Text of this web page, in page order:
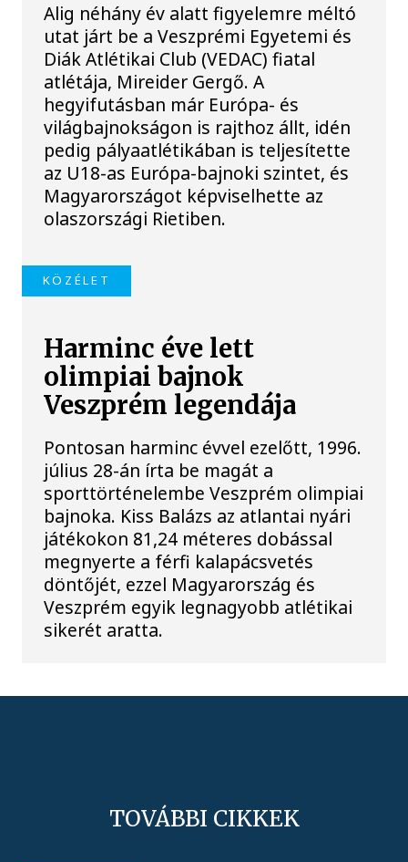
Alig néhány év alatt figyelemre méltó
utat járt be a Veszprémi Egyetemi és
Diák Atlétikai Club (VEDAC) fiatal
atlétája, Mireider Gergő. A
hegyifutásban már Európa- és
világbajnokságon is rajthoz állt, idén
pedig pályaatlétikában is teljesítette
az U18-as Európa-bajnoki szintet, és
Magyarországot képviselhette az
olaszországi Rietiben.
KÖZÉLET
Harminc éve lett
olimpiai bajnok
Veszprém legendája
Pontosan harminc évvel ezelőtt, 1996.
július 28-án írta be magát a
sporttörténelembe Veszprém olimpiai
bajnoka. Kiss Balázs az atlantai nyári
játékokon 81,24 méteres dobással
megnyerte a férfi kalapácsvetés
döntőjét, ezzel Magyarország és
Veszprém egyik legnagyobb atlétikai
sikerét aratta.
TOVÁBBI CIKKEK